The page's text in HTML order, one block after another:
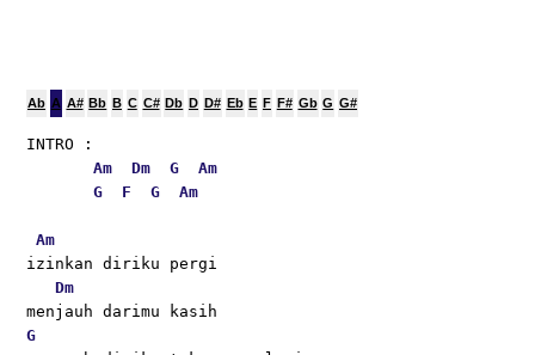
Ab A A# Bb B C C# Db D D# Eb E F F# Gb G G#
INTRO :
Am
Dm G
Am
G
F G Am
Am
izinkan diriku pergi
Dm
menjauh darimu kasih
G